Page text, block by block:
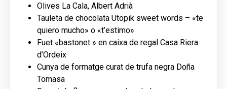
Olives La Cala, Albert Adrià
Tauleta de chocolata Utopik sweet words – «te
quiero mucho» o «t’estimo»
Fuet «bastonet » en caixa de regal Casa Riera
d’Ordeix
Cunya de formatge curat de trufa negra Doña
Tomasa